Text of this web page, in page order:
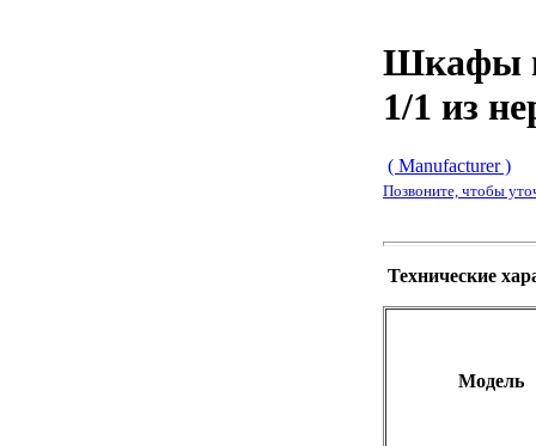
Шкафы
1/1 из
( Manufacturer )
Позвоните, чтобы
Технические
Модель